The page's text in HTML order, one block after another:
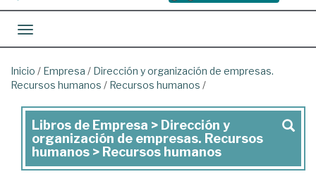
Toggle navigation
Inicio / Empresa / Dirección y organización de empresas.
Recursos humanos / Recursos humanos /
Libros
de
Empresa
Libros de Empresa > Dirección y
organización de empresas. Recursos
humanos > Recursos humanos